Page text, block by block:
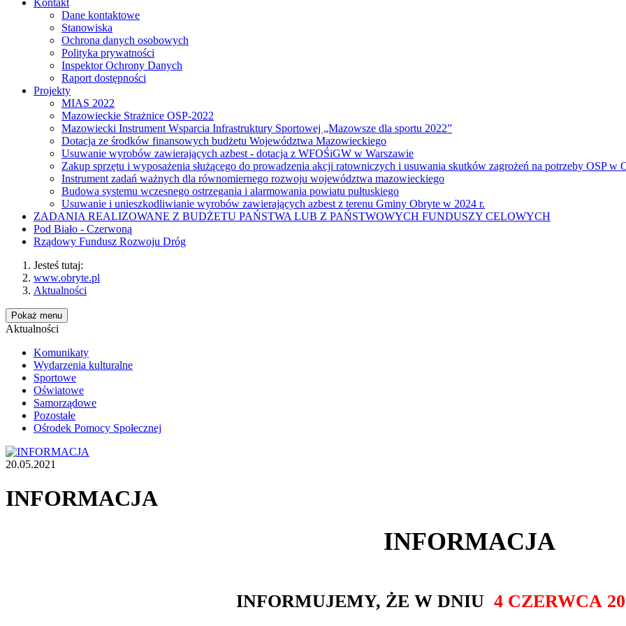
Kontakt
Dane kontaktowe
Stanowiska
Ochrona danych osobowych
Polityka prywatności
Inspektor Ochrony Danych
Raport dostępności
Projekty
MIAS 2022
Mazowieckie Strażnice OSP-2022
Mazowiecki Instrument Wsparcia Infrastruktury Sportowej „Mazowsze dla sportu 2022”
Dotacja ze środków finansowych budżetu Województwa Mazowieckiego
Usuwanie wyrobów zawierających azbest - dotacja z WFOŚiGW w Warszawie
Zakup sprzętu i wyposażenia służącego do prowadzenia akcji ratowniczych i usuwania skutków zagrożeń na potrzeby OSP w
Instrument zadań ważnych dla równomiernego rozwoju województwa mazowieckiego
Budowa systemu wczesnego ostrzegania i alarmowania powiatu pułtuskiego
Usuwanie i unieszkodliwianie wyrobów zawierających azbest z terenu Gminy Obryte w 2024 r.
ZADANIA REALIZOWANE Z BUDŻETU PAŃSTWA LUB Z PAŃSTWOWYCH FUNDUSZY CELOWYCH
Pod Biało - Czerwoną
Rządowy Fundusz Rozwoju Dróg
Jesteś tutaj:
www.obryte.pl
Aktualności
Pokaż menu
Aktualności
Komunikaty
Wydarzenia kulturalne
Sportowe
Oświatowe
Samorządowe
Pozostałe
Ośrodek Pomocy Społecznej
20.05.2021
INFORMACJA
INFORMACJA
INFORMUJEMY, ŻE W DNIU 4 CZERWCA